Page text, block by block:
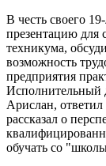
В честь своего
презентацию для
техникума,
возможность
предприятия
Исполнительный
Арислан,
рассказал о
обучать со